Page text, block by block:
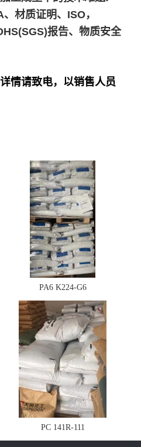
材质证明、ISO，
报告、物质安全
情请致电，以销售人员
PA6 K224-G6
PC 141R-111